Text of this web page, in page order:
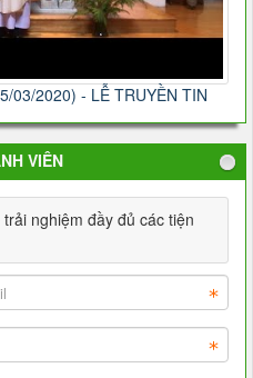
03/2020) - LỄ TRUYỀN TIN
VIÊN
nghiệm đầy đủ các tiện